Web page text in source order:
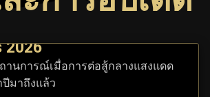
2026
านการณ์เมื่อการต่อสู้กลางแสงแดด
มาถึงแล้ว